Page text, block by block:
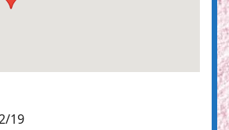
19